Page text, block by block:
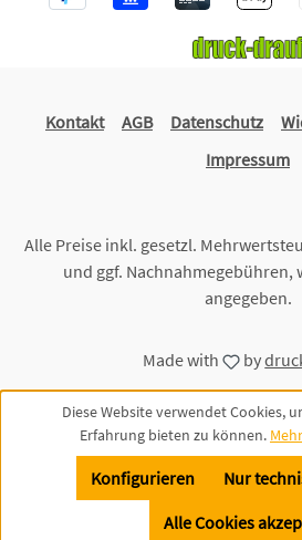
Kontakt AGB Datenschutz
Impressum
Alle Preise inkl. gesetzl.
und ggf. Nachnahmegebühren,
angegeben.
Made with by
Diese Website verwendet Cookies,
Erfahrung bieten zu können.
Nur
Konfigurieren
Alle Cookies